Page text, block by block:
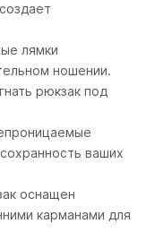
лямки
ношении.
рюкзак под
ваших
оснащен
карманами для